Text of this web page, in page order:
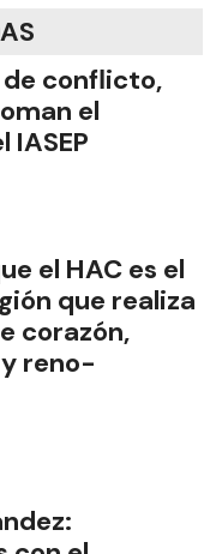
conflicto,
el
el HAC es el
que realiza
corazón,
reno-